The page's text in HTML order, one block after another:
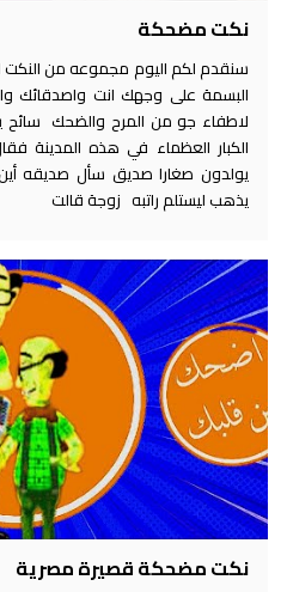
نكت مضحكة
سنقدم لكم اليوم مجموعه من
البسمة على وجهك انت واصدقائك
لاطفاء جو من المرح والضحك
الكبار العظماء في هذه المدينة
يولدون صغارا صديق سأل صديقه
يذهب ليستلم راتبه زوجة قالت
نكت مضحكة قصيرة مصرية